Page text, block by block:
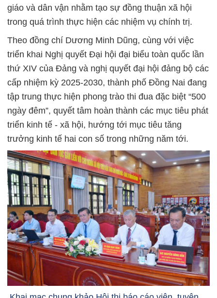
giáo và dân vận nhằm tạo sự đồng thuận xã hội
trong quá trình thực hiện các nhiệm vụ chính trị.
Theo đồng chí Dương Minh Dũng, cùng với việc
triển khai Nghị quyết Đại hội đại biểu toàn quốc lần
thứ XIV của Đảng và nghị quyết đại hội đảng bộ các
cấp nhiệm kỳ 2025-2030, thành phố Đồng Nai đang
tập trung thực hiện phong trào thi đua đặc biệt “500
ngày đêm”, quyết tâm hoàn thành các mục tiêu phát
triển kinh tế - xã hội, hướng tới mục tiêu tăng
trưởng kinh tế hai con số trong những năm tới.